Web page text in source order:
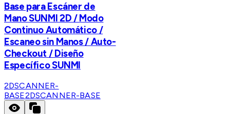
Base para Escáner de
Mano SUNMI 2D / Modo
Continuo Automático /
Escaneo sin Manos / Auto-
Checkout / Diseño
Específico SUNMI
2DSCANNER-
BASE2DSCANNER-BASE